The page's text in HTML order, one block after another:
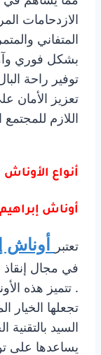
الازدحامات
المتفاني
بشكل فوري
توفير راحة
تعزيز الأمان
اللازم
أنواع الأوناش
أوناش
تعتبر أوناش
في مجال
. تتميز هذه
تجعلها الخيار
السيد بالتقنية
يساعدها على